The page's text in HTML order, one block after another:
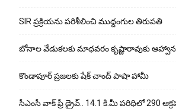
SIR ప్రక్రియను పరిశీలించి ముద్దంగుల తిరుపతి
బోనాల వేడుకలకు మాధవరం కృష్ణారావుకు
కొండాపూర్ ప్రజలకు షేక్ చాంద్ పాషా హామీ
సీఎంసీ వాక్ ఫ్రీ డ్రైవ్.. 14.1 కి.మీ పరిధిలో 290